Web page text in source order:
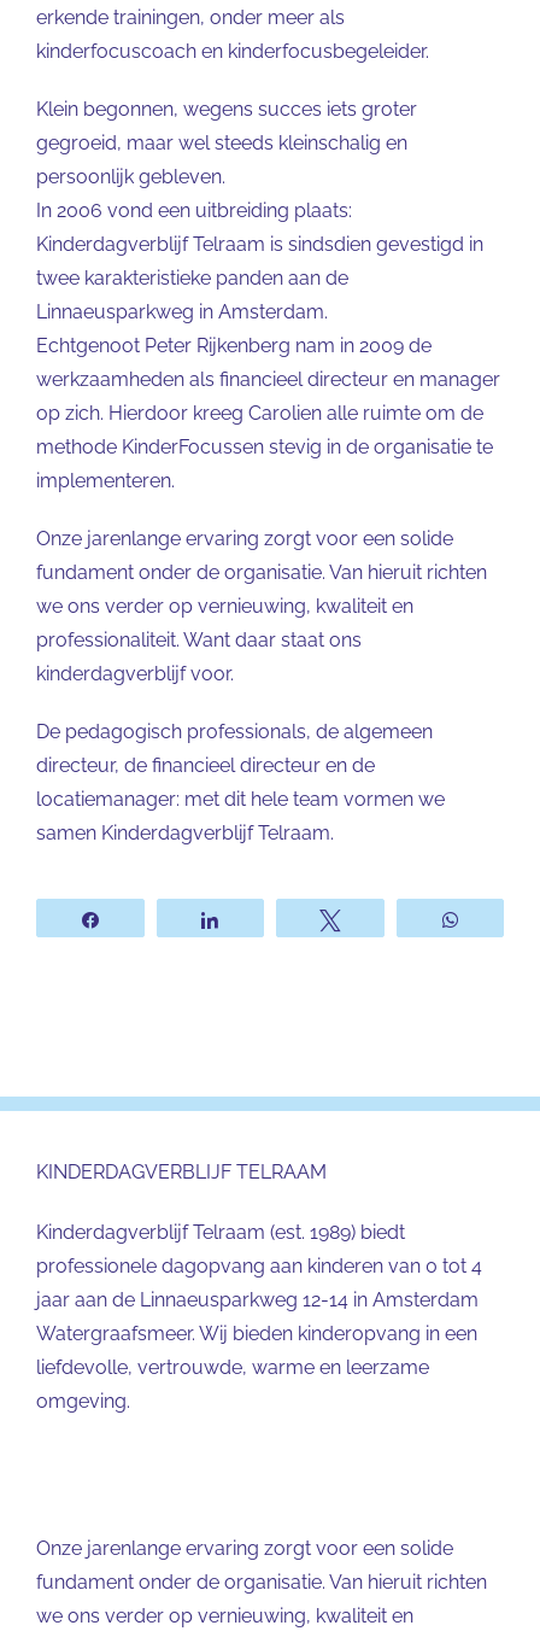
erkende trainingen, onder meer als
kinderfocuscoach en kinderfocusbegeleider.
Klein begonnen, wegens succes iets groter
gegroeid, maar wel steeds kleinschalig en
persoonlijk gebleven.
In 2006 vond een uitbreiding plaats:
Kinderdagverblijf Telraam is sindsdien gevestigd in
twee karakteristieke panden aan de
Linnaeusparkweg in Amsterdam.
Echtgenoot Peter Rijkenberg nam in 2009 de
werkzaamheden als financieel directeur en manager
op zich. Hierdoor kreeg Carolien alle ruimte om de
methode KinderFocussen stevig in de organisatie te
implementeren.
Onze jarenlange ervaring zorgt voor een solide
fundament onder de organisatie. Van hieruit richten
we ons verder op vernieuwing, kwaliteit en
professionaliteit. Want daar staat ons
kinderdagverblijf voor.
De pedagogisch professionals, de algemeen
directeur, de financieel directeur en de
locatiemanager: met dit hele team vormen we
samen Kinderdagverblijf Telraam.
KINDERDAGVERBLIJF TELRAAM
Kinderdagverblijf Telraam (est. 1989) biedt
professionele dagopvang aan kinderen van 0 tot 4
jaar aan de Linnaeusparkweg 12-14 in Amsterdam
Watergraafsmeer. Wij bieden kinderopvang in een
liefdevolle, vertrouwde, warme en leerzame
omgeving.
Onze jarenlange ervaring zorgt voor een solide
fundament onder de organisatie. Van hieruit richten
we ons verder op vernieuwing, kwaliteit en